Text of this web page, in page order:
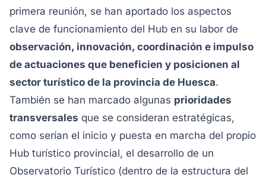
primera reunión, se han aportado los aspectos
clave de funcionamiento del Hub en su labor de
observación, innovación, coordinación e impulso
de actuaciones que beneficien y posicionen al
sector turístico de la provincia de Huesca.
También se han marcado algunas prioridades
transversales que se consideran estratégicas,
como serían el inicio y puesta en marcha del propio
Hub turístico provincial, el desarrollo de un
Observatorio Turístico (dentro de la estructura del